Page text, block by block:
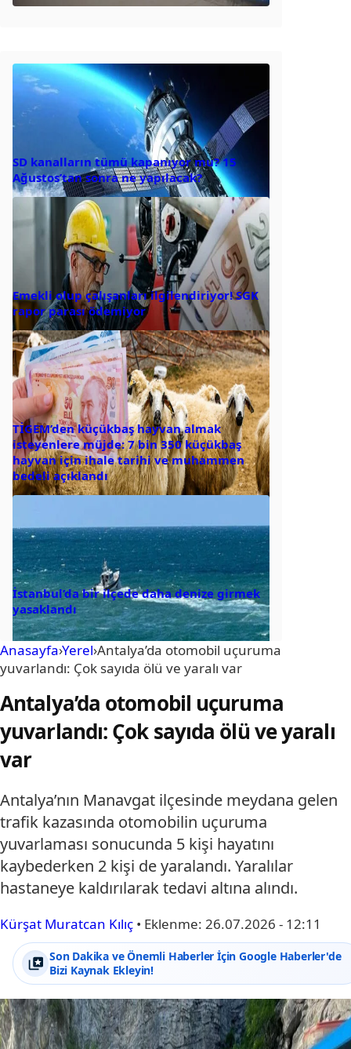
SD kanalların tümü kapanıyor mu? 15
Ağustos’tan sonra ne yapılacak?
Emekli olup çalışanları ilgilendiriyor! SGK
rapor parası ödemiyor
TİGEM’den küçükbaş hayvan almak
isteyenlere müjde: 7 bin 350 küçükbaş
hayvan için ihale tarihi ve muhammen
bedeli açıklandı
İstanbul’da bir ilçede daha denize girmek
yasaklandı
Anasayfa›Yerel›Antalya’da otomobil uçuruma
yuvarlandı: Çok sayıda ölü ve yaralı var
Antalya’da otomobil uçuruma
yuvarlandı: Çok sayıda ölü ve yaralı
var
Antalya’nın Manavgat ilçesinde meydana gelen
trafik kazasında otomobilin uçuruma
yuvarlaması sonucunda 5 kişi hayatını
kaybederken 2 kişi de yaralandı. Yaralılar
hastaneye kaldırılarak tedavi altına alındı.
Kürşat Muratcan Kılıç • Eklenme: 26.07.2026 - 12:11
Son Dakika ve Önemli Haberler İçin Google Haberler'de
Bizi Kaynak Ekleyin!